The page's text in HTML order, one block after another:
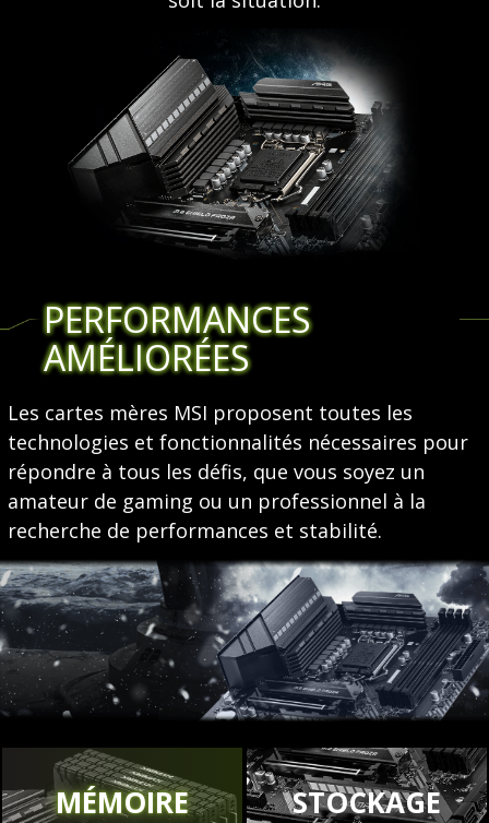
PERFORMANCES
AMÉLIORÉES
Les cartes mères MSI proposent toutes les
technologies et fonctionnalités nécessaires pour
répondre à tous les défis, que vous soyez un
amateur de gaming ou un professionnel à la
recherche de performances et stabilité.
MÉMOIRE STOCKAGE